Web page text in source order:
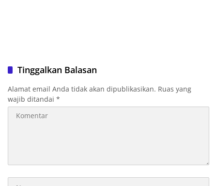
Tinggalkan Balasan
Alamat email Anda tidak akan dipublikasikan. Ruas yang
wajib ditandai *